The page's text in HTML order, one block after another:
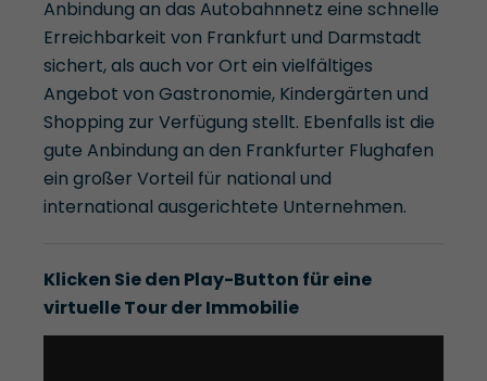
Anbindung an das Autobahnnetz eine schnelle
Erreichbarkeit von Frankfurt und Darmstadt
sichert, als auch vor Ort ein vielfältiges
Angebot von Gastronomie, Kindergärten und
Shopping zur Verfügung stellt. Ebenfalls ist die
gute Anbindung an den Frankfurter Flughafen
ein großer Vorteil für national und
international ausgerichtete Unternehmen.
Klicken Sie den Play-Button für eine
virtuelle Tour der Immobilie